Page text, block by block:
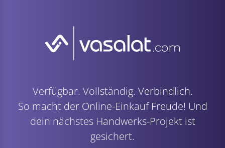
Verfügbar. Vollständig. Verbindlich.
So macht der Online-Einkauf Freude! Und
dein nächstes Handwerks-Projekt ist
gesichert.